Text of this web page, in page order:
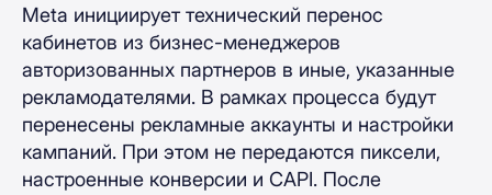
Meta инициирует технический перенос
кабинетов из бизнес-менеджеров
авторизованных партнеров в иные, указанные
рекламодателями. В рамках процесса будут
перенесены рекламные аккаунты и настройки
кампаний. При этом не передаются пиксели,
настроенные конверсии и CAPI. После